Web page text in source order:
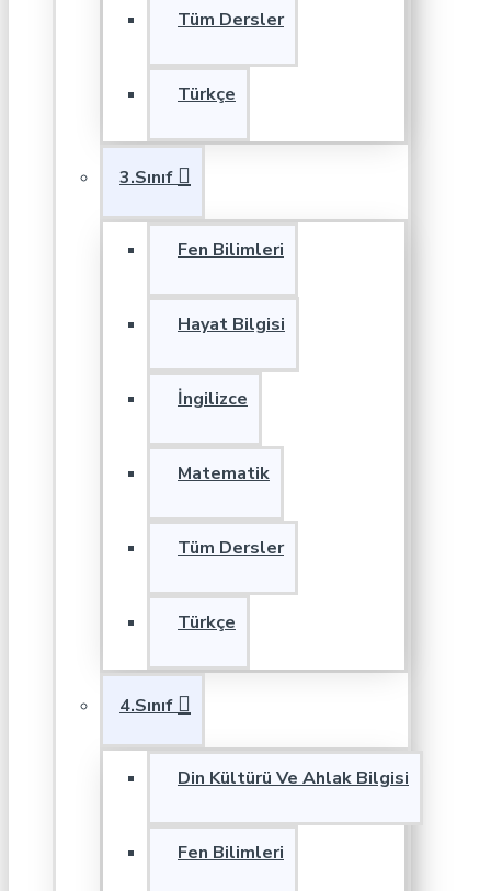
Tüm Dersler
Türkçe
3.Sınıf
Fen Bilimleri
Hayat Bilgisi
İngilizce
Matematik
Tüm Dersler
Türkçe
4.Sınıf
Din Kültürü Ve Ahlak Bilgisi
Fen Bilimleri